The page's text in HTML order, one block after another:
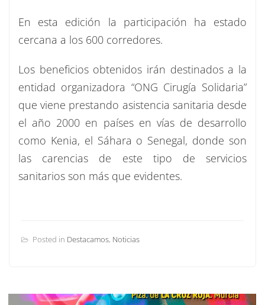
En esta edición la participación ha estado
cercana a los 600 corredores.
Los beneficios obtenidos irán destinados a la
entidad organizadora “ONG Cirugía Solidaria”
que viene prestando asistencia sanitaria desde
el año 2000 en países en vías de desarrollo
como Kenia, el Sáhara o Senegal, donde son
las carencias de este tipo de servicios
sanitarios son más que evidentes.
Posted in Destacamos, Noticias